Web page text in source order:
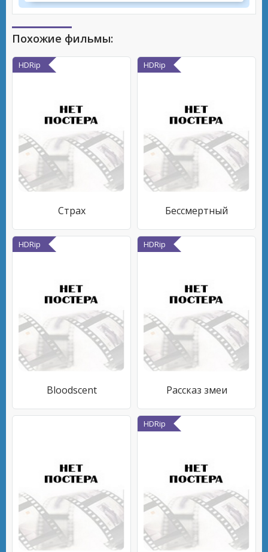
Похожие фильмы:
HDRip
Страх
HDRip
Бессмертный
HDRip
Bloodscent
HDRip
Рассказ змеи
HDRip